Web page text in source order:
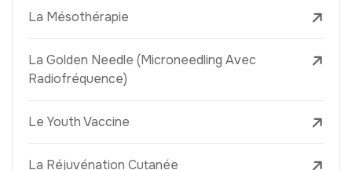
La Mésothérapie
La Golden Needle (Microneedling Avec
Radiofréquence)
Le Youth Vaccine
La Réjuvénation Cutanée